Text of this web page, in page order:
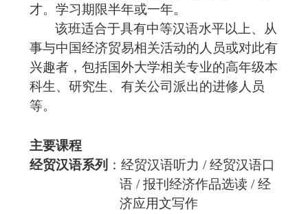
才。 学习期限半年或一年。
该班适合于具有中等汉语水平以上、从
事与中国经济贸易相关活动的人员或对此有
兴趣者，包括国外大学相关专业的高年级本
科生、研究生、有关公司派出的进修人员
等。
主要课程
经贸汉语系列 ：经贸汉语听力 /经贸汉语口
语/报刊经济作品选读 /经
济应用文写作